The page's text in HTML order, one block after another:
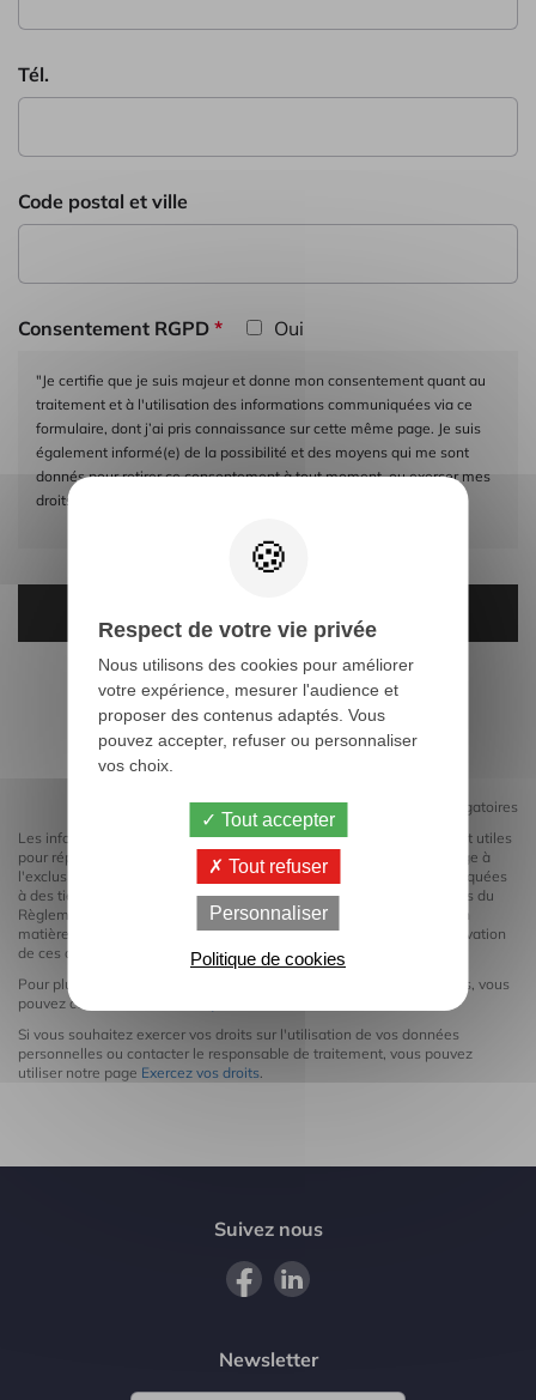
Tél.
Code postal et ville
Consentement RGPD * Oui
"Je certifie que je suis majeur et donne mon consentement quant au
traitement et à l'utilisation des informations communiquées via ce
formulaire, dont j’ai pris connaissance sur cette même page. Je suis
également informé(e) de la possibilité et des moyens qui me sont
donnés pour retirer ce consentement à tout moment, ou exercer mes
droits sur mes données personnelles."
Champs obligatoires
Les informations que vous communiquez via ce formulaire nous sont utiles
pour répondre à votre demande et ne seront réservées qu'à cet usage à
l'exclusion de tout autre traitement. Elles ne seront jamais communiquées
à des tiers et feront l'objet d'une exploitation conforme aux directives du
Règlement Général de la Protection des Données (RGPD) de l'UE en
matière de sécurité et confidentialité. La durée maximum de conservation
de ces données est d'une année.
Pour plus d'informations sur notre gestion des données personnelles, vous
pouvez consulter notre
Si vous souhaitez exercer vos droits sur l'utilisation de vos données
personnelles ou contacter le responsable de traitement, vous pouvez
utiliser notre page Exercez vos droits.
Suivez nous
Newsletter
Respect de votre vie privée
Nous utilisons des cookies pour améliorer
votre expérience, mesurer l'audience et
proposer des contenus adaptés. Vous
pouvez accepter, refuser ou personnaliser
vos choix.
Tout accepter
Tout refuser
Personnaliser
Politique de cookies